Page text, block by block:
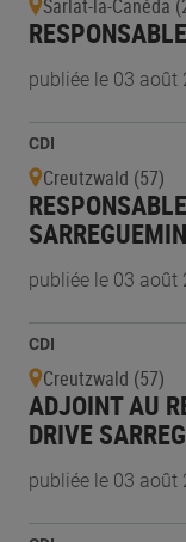
Sarlat-la-Canéda
publiée le 03 août
CDI
Creutzwald (57)
publiée le 03 août
CDI
Creutzwald (57)
ADJOINT AU
DRIVE
publiée le 03 août